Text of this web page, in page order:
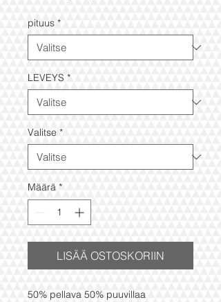
pituus *
LEVEYS *
Valitse *
Määrä *
LISÄÄ OSTOSKORIIN
50% pellava 50% puuvillaa